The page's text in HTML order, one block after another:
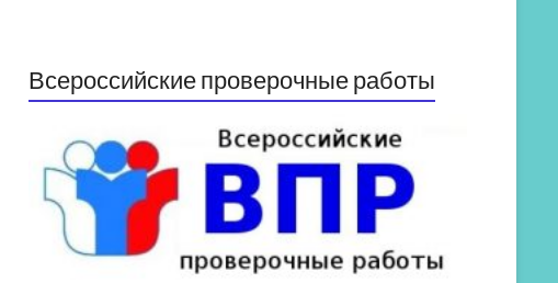
Всероссийские проверочные работы